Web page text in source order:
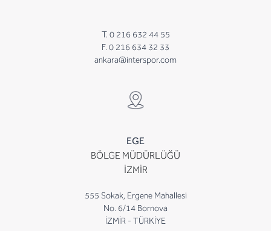
T. 0 216 632 44 55
F. 0 216 634 32 33
ankara@interspor.com
EGE
BÖLGE MÜDÜRLÜĞÜ
İZMİR
555 Sokak, Ergene Mahallesi
No. 6/14 Bornova
İZMİR - TÜRKİYE